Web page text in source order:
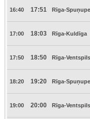
16:40 17:51 Rīga-
17:00 18:03 Rīga-Kuldīga
17:50 18:50 Rīga-Ventspils
18:20 19:20 Rīga-
19:00 20:00 Rīga-Ventspils